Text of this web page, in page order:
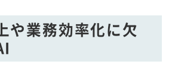
や業務効率化に欠